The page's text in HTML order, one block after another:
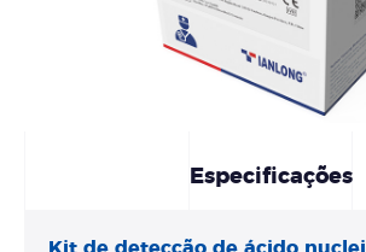
Especificações
Kit de detecção de ácido